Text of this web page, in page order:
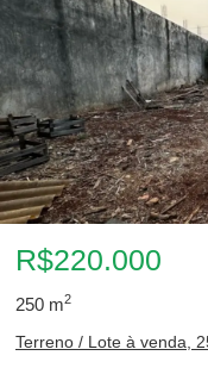
R$220.000
250 m2
Terreno / Lote à venda,